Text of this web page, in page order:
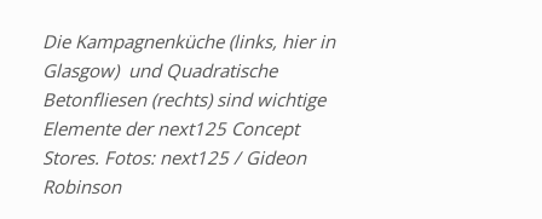
Die Kampagnenküche (links, hier in
Glasgow) und Quadratische
Betonfliesen (rechts) sind wichtige
Elemente der next125 Concept
Stores. Fotos: next125 / Gideon
Robinson